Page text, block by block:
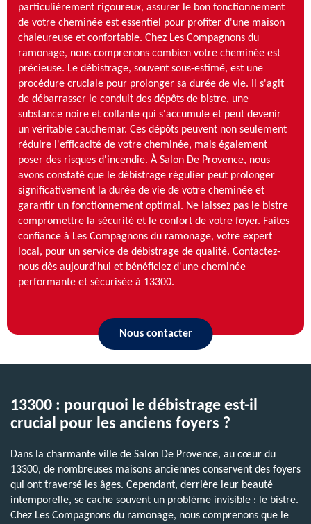
particulièrement rigoureux, assurer le bon fonctionnement
de votre cheminée est essentiel pour profiter d'une maison
chaleureuse et confortable. Chez Les Compagnons du
ramonage, nous comprenons combien votre cheminée est
précieuse. Le débistrage, souvent sous-estimé, est une
procédure cruciale pour prolonger sa durée de vie. Il s'agit
de débarrasser le conduit des dépôts de bistre, une
substance noire et collante qui s'accumule et peut devenir
un véritable cauchemar. Ces dépôts peuvent non seulement
réduire l'efficacité de votre cheminée, mais également
poser des risques d'incendie. À Salon De Provence, nous
avons constaté que le débistrage régulier peut prolonger
significativement la durée de vie de votre cheminée et
garantir un fonctionnement optimal. Ne laissez pas le bistre
compromettre la sécurité et le confort de votre foyer. Faites
confiance à Les Compagnons du ramonage, votre expert
local, pour un service de débistrage de qualité. Contactez-
nous dès aujourd'hui et bénéficiez d'une cheminée
performante et sécurisée à 13300.
Nous contacter
13300 : pourquoi le débistrage est-il
crucial pour les anciens foyers ?
Dans la charmante ville de Salon De Provence, au cœur du
13300, de nombreuses maisons anciennes conservent des foyers
qui ont traversé les âges. Cependant, derrière leur beauté
intemporelle, se cache souvent un problème invisible : le bistre.
Chez Les Compagnons du ramonage, nous comprenons que le